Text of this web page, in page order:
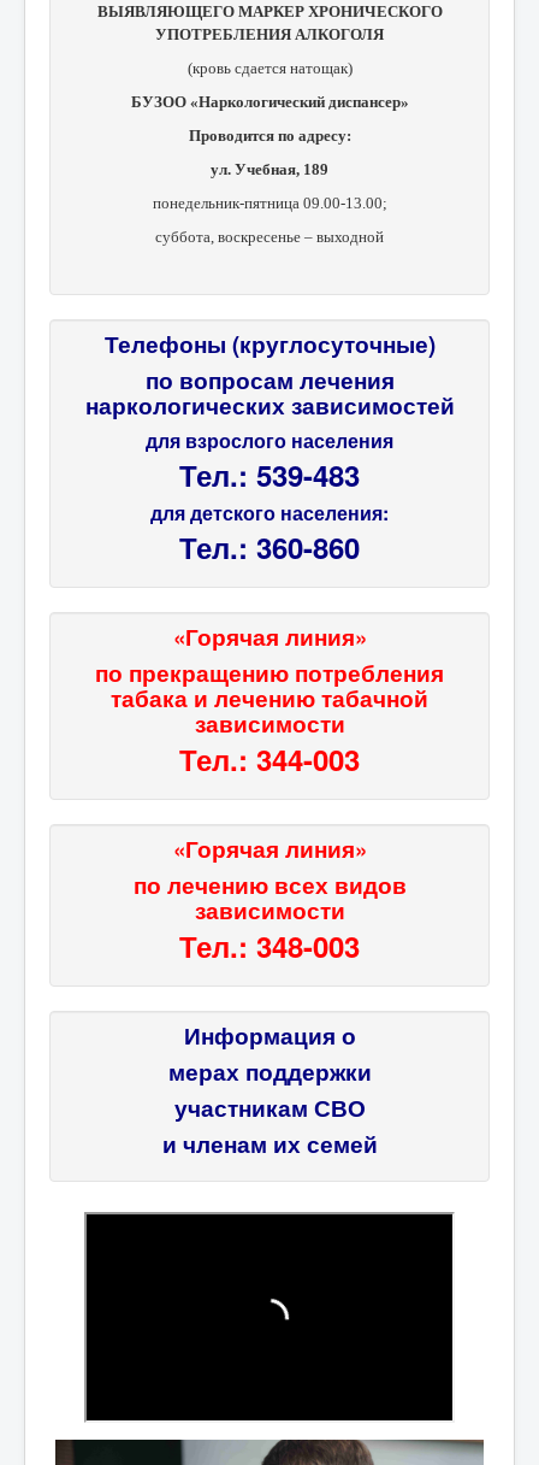
ВЫЯВЛЯЮЩЕГО МАРКЕР ХРОНИЧЕСКОГО
УПОТРЕБЛЕНИЯ АЛКОГОЛЯ
(кровь сдается натощак)
БУЗОО «Наркологический диспансер»
Проводится по адресу:
ул. Учебная, 189
понедельник-пятница 09.00-13.00;
суббота, воскресенье – выходной
Телефоны (круглосуточные)
по вопросам лечения
наркологических зависимостей
для взрослого населения
Тел.: 539-483
для детского населения:
Тел.: 360-860
«Горячая линия»
по прекращению потребления
табака и лечению табачной
зависимости
Тел.: 344-003
«Горячая линия»
по лечению всех видов
зависимости
Тел.: 348-003
Информация о
мерах поддержки
участникам СВО
и членам их семей